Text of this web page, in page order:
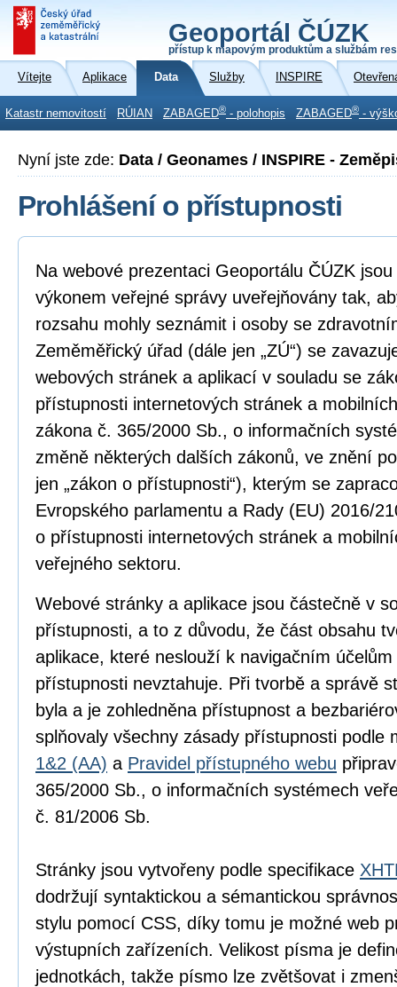
Geoportál ČÚZK
přístup k mapovým produktům a službám
Vítejte Aplikace Data Služby INSPIRE
Katastr nemovitostí RÚIAN ZABAGED® - polohopis ZABAGED® -
Nyní jste zde: Data / Geonames / INSPIRE -
Prohlášení o přístupnosti
Na webové prezentaci Geoportálu ČÚZK
výkonem veřejné správy uveřejňovány tak,
rozsahu mohly seznámit i osoby se
Zeměměřický úřad (dále jen „ZÚ“) se
webových stránek a aplikací v souladu se
přístupnosti internetových stránek a
zákona č. 365/2000 Sb., o informačních
změně některých dalších zákonů, ve znění
jen „zákon o přístupnosti“), kterým se
Evropského parlamentu a Rady (EU) 2016/
o přístupnosti internetových stránek a
veřejného sektoru.
Webové stránky a aplikace jsou částečně v
přístupnosti, a to z důvodu, že část obsahu
aplikace, které neslouží k navigačním
přístupnosti nevztahuje. Při tvorbě a správě
byla a je zohledněna přístupnost a
splňovaly všechny zásady přístupnosti podle
1&2 (AA) a Pravidel přístupného webu
365/2000 Sb., o informačních systémech
č. 81/2006 Sb.
Stránky jsou vytvořeny podle specifikace
dodržují syntaktickou a sémantickou
stylu pomocí CSS, díky tomu je možné web
výstupních zařízeních. Velikost písma je
jednotkách, takže písmo lze zvětšovat i